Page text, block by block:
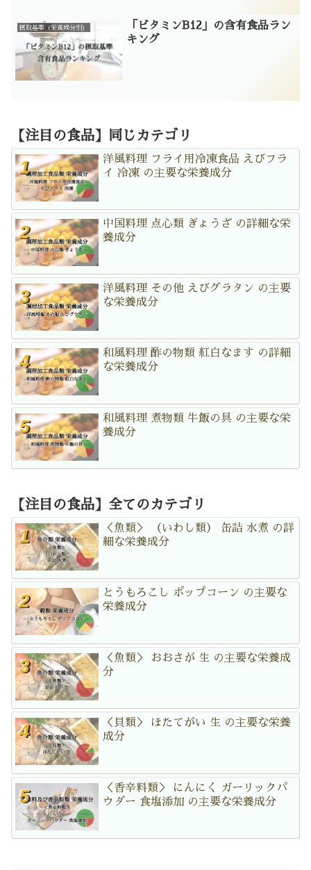
摂取基準（栄養成分別）
「ビタミンB12」の含有食品ラン
キング
【注目の食品】同じカテゴリ
洋風料理 フライ用冷凍食品 えびフラ
イ 冷凍 の主要な栄養成分
中国料理 点心類 ぎょうざ の詳細な栄
養成分
洋風料理 その他 えびグラタン の主要
な栄養成分
和風料理 酢の物類 紅白なます の詳細
な栄養成分
和風料理 煮物類 牛飯の具 の主要な栄
養成分
【注目の食品】全てのカテゴリ
＜魚類＞ （いわし類） 缶詰 水煮 の詳
細な栄養成分
とうもろこし ポップコーン の主要な
栄養成分
＜魚類＞ おおさが 生 の主要な栄養成
分
＜貝類＞ ほたてがい 生 の主要な栄養
成分
＜香辛料類＞ にんにく ガーリックパ
ウダー 食塩添加 の主要な栄養成分